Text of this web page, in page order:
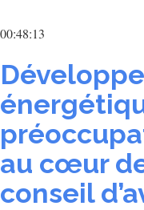
00:48:13
au cœur
conseil